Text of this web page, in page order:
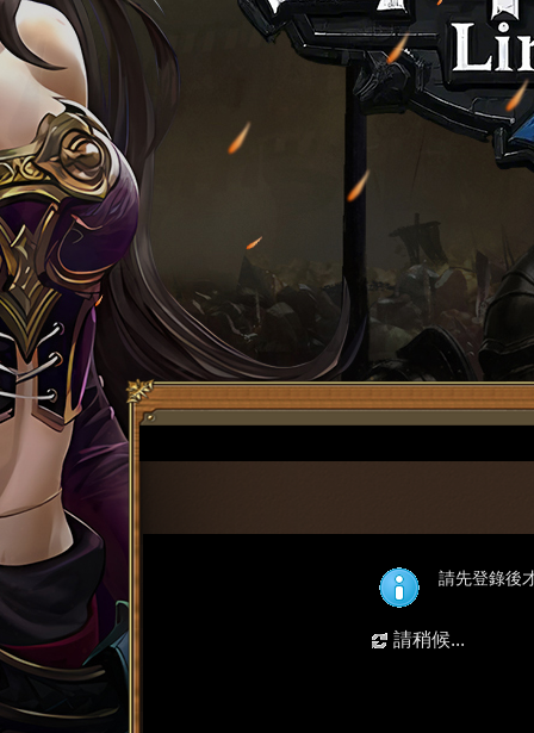
請先登錄後
請稍候...